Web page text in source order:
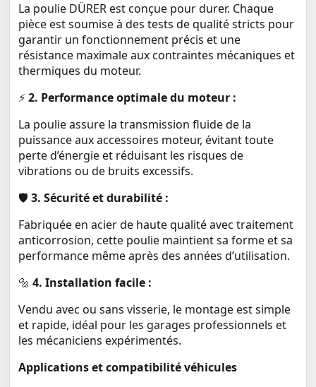
La poulie DÜRER est conçue pour durer. Chaque
pièce est soumise à des tests de qualité stricts pour
garantir un fonctionnement précis et une
résistance maximale aux contraintes mécaniques et
thermiques du moteur.
⚡2. Performance optimale du moteur :
La poulie assure la transmission fluide de la
puissance aux accessoires moteur, évitant toute
perte d’énergie et réduisant les risques de
vibrations ou de bruits excessifs.
🛡️3. Sécurité et durabilité :
Fabriquée en acier de haute qualité avec traitement
anticorrosion, cette poulie maintient sa forme et sa
performance même après des années d’utilisation.
🔩4. Installation facile :
Vendu avec ou sans visserie, le montage est simple
et rapide, idéal pour les garages professionnels et
les mécaniciens expérimentés.
Applications et compatibilité véhicules